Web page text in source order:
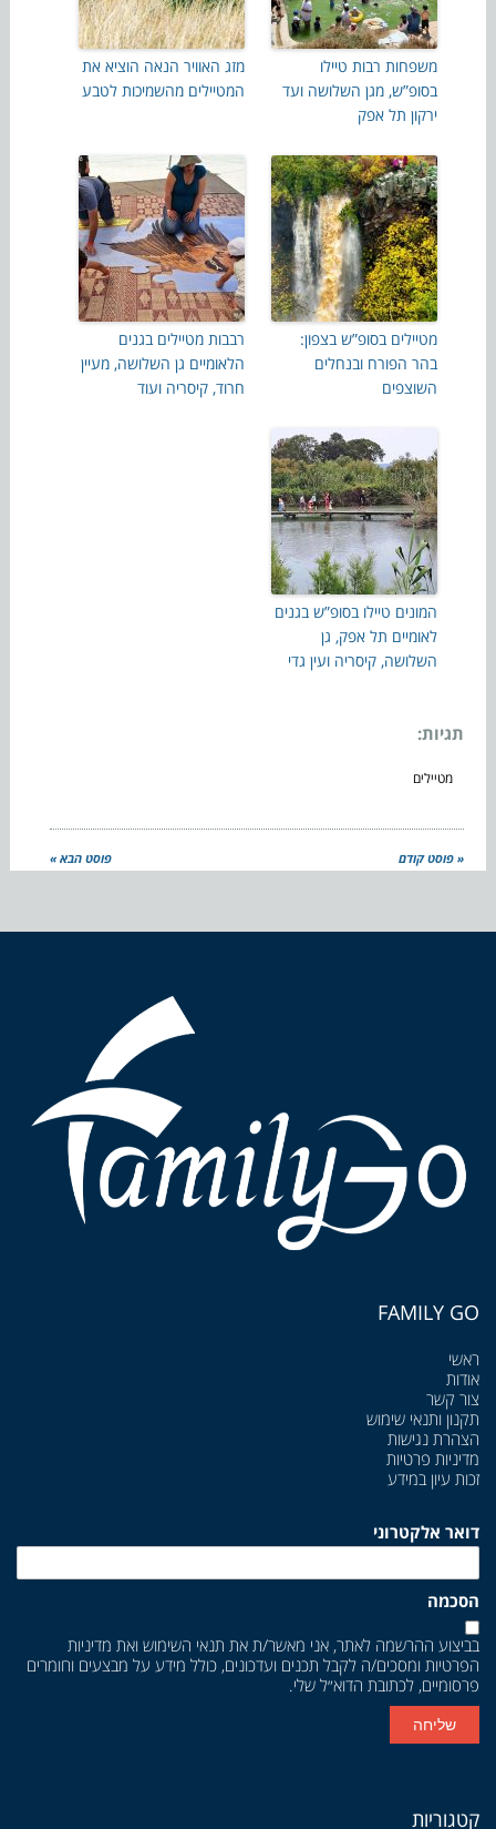
משפחות רבות טיילו
בסופ”ש, מגן השלושה ועד
ירקון תל אפק
מזג האוויר הנאה הוציא את
המטיילים מהשמיכות לטבע
מטיילים בסופ”ש בצפון:
בהר הפורח ובנחלים
השוצפים
רבבות מטיילים בגנים
הלאומיים גן השלושה, מעיין
חרוד, קיסריה ועוד
המונים טיילו בסופ”ש בגנים
לאומיים תל אפק, גן
השלושה, קיסריה ועין גדי
תגיות:
מטיילים
« פוסט קודם פוסט הבא »
FAMILY GO
ראשי
אודות
צור קשר
תקנון ותנאי שימוש
הצהרת נגישות
מדיניות פרטיות
זכות עיון במידע
דואר אלקטרוני
הסכמה
בביצוע ההרשמה לאתר, אני מאשר/ת את תנאי השימוש ואת מדיניות
הפרטיות ומסכים/ה לקבל תכנים ועדכונים, כולל מידע על מבצעים וחומרים
פרסומיים, לכתובת הדוא״ל שלי.
שליחה
קטגוריות